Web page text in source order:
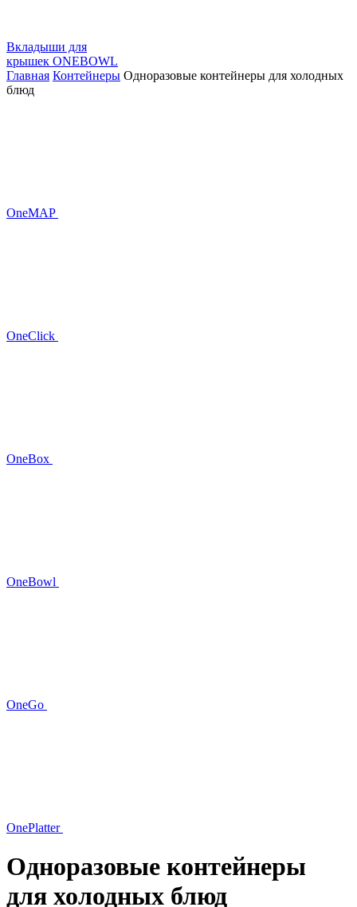
Вкладыши для
крышек ONEBOWL
Главная Контейнеры Одноразовые контейнеры для холодных
блюд
OneMAP
OneClick
OneBox
OneBowl
OneGo
OnePlatter
Одноразовые контейнеры
для холодных блюд